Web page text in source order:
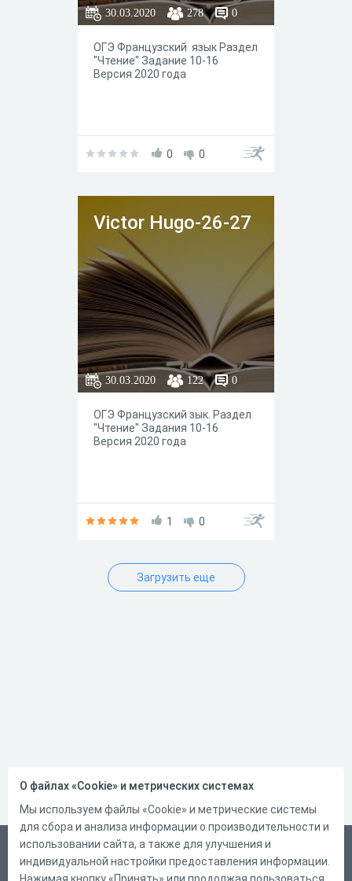
30.03.2020 278 0
ОГЭ Французский язык Раздел
"Чтение" Задание 10-16
Версия 2020 года
0 0
Victor Hugo-26-27
30.03.2020 122 0
ОГЭ Французский зык. Раздел
"Чтение" Задания 10-16
Версия 2020 года
1 0
Загрузить еще
Русский
Справка
О файлах «Cookie» и метрических системах
Мы используем файлы «Cookie» и метрические системы
для сбора и анализа информации о производительности и
использовании сайта, а также для улучшения и
индивидуальной настройки предоставления информации.